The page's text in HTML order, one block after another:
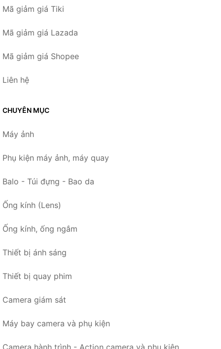
Mã giảm giá Tiki
Mã giảm giá Lazada
Mã giảm giá Shopee
Liên hệ
CHUYÊN MỤC
Máy ảnh
Phụ kiện máy ảnh, máy quay
Balo - Túi đựng - Bao da
Ống kính (Lens)
Ống kính, ống ngắm
Thiết bị ánh sáng
Thiết bị quay phim
Camera giám sát
Máy bay camera và phụ kiện
Camera hành trình - Action camera và phụ kiện